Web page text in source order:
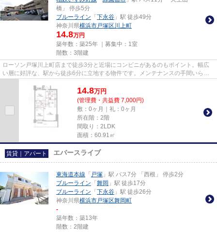
橋」 停歩5分
ブルーライン 「 下永谷 」駅 徒歩49分
神奈川県横浜市戸塚区 川上町
14.8万円
築年数：築25年 ｜募集中： 1室
階数：3階建
ローソン戸塚川上町店まで徒歩3分と近場にコンビニがあるのもポイント。幅広
い層に好評な、駅から徒歩6分に立地する物件です。メンテナンスの手間いらず
14.8万円
(管理費・共益費 7,000円)
敷：0ヶ月｜礼：0ヶ月
所在階：2階
間取り：2LDK
面積：60.91㎡
賃貸｜アパート エバースライブ
東海道本線 「 戸塚 」駅 バス7分 「西根」 停歩2分
ブルーライン 「 舞岡 」駅 徒歩17分
ブルーライン 「 下永谷 」駅 徒歩26分
神奈川県横浜市戸塚区舞岡町
-
築年数：築13年
階数：2階建